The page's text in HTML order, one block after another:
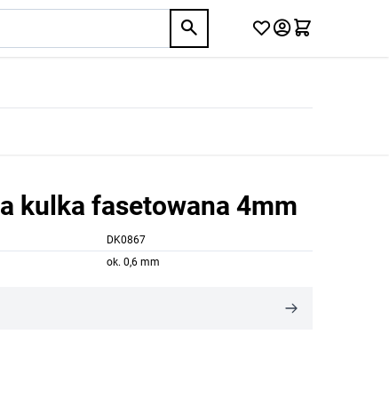
kulka fasetowana 4mm
DK0867
ok. 0,6 mm